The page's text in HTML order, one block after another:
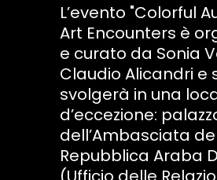
L’evento "Colorful
Art Encounters è
e curato da Sonia
Claudio Alicandri e
svolgerà in una
d’eccezione:
dell’Ambasciata
Repubblica Araba